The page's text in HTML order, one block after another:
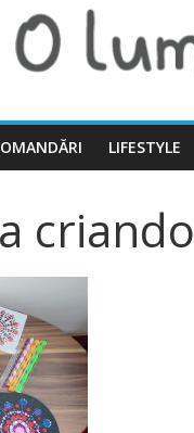
LIFESTYLE
criando